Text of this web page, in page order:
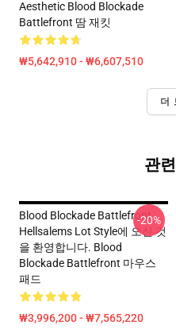
Aesthetic Blood Blockade
Battlefront 땀 재킷
₩5,642,910 - ₩6,607,510
더
관
Blood Blockade Battlefront
Hellsalems Lot Style에 오신 것
을 환영합니다. Blood
Blockade Battlefront 마우스
패드
₩3,996,200 - ₩7,565,220
-20%